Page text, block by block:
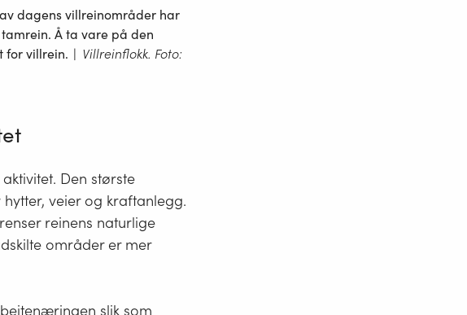
dagens villreinområder har
Å ta vare på den
for villrein. | Villreinflokk. Foto:
Den største
veier og kraftanlegg.
reinens naturlige
områder er mer
slik som